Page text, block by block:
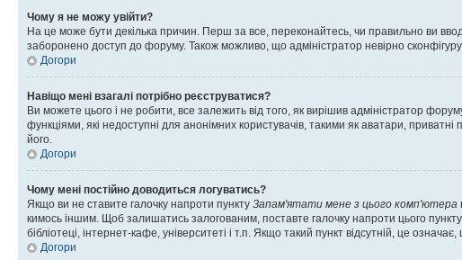
Чому я не можу увійти?
На це може бути декілька причин. Перш за все, переконайтесь, чи правильно ви
заборонено доступ до форуму. Також можливо, що адміністратор невірно
Догори
Навіщо мені взагалі потрібно реєструватися?
Ви можете цього і не робити, все залежить від того, як вирішив адміністратор
функціями, які недоступні для анонімних користувачів, такими як аватари,
його.
Догори
Чому мені постійно доводиться логуватись?
Якщо ви не ставите галочку напроти пункту Запам'ятати мене з цього комп'ютера
кимось іншим. Щоб залишатись залогованим, поставте галочку напроти цього
бібліотеці, інтернет-кафе, університеті і т.п. Якщо такий пункт відсутній, це
Догори